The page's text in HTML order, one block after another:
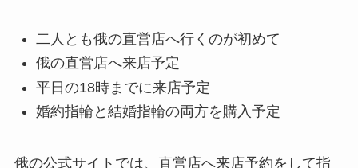
二人とも俄の直営店へ行くのが初めて
俄の直営店へ来店予定
平日の18時までに来店予定
婚約指輪と結婚指輪の両方を購入予定
俄の公式サイトでは、直営店へ来店予約をして指